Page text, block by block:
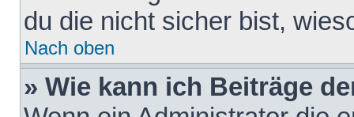
du die nicht sicher bist,
Nach oben
» Wie kann ich Beiträge